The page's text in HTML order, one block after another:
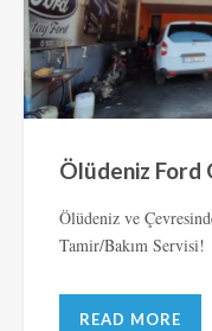
Ölüdeniz Ford
Ölüdeniz ve
Tamir/Bakım Servisi!
READ MORE